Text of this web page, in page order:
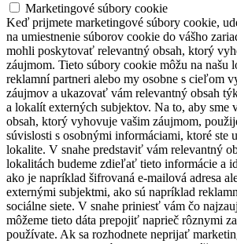
Marketingové súbory cookie
Keď prijmete marketingové súbory cookie,
na umiestnenie súborov cookie do vášho
mohli poskytovať relevantný obsah, ktorý
záujmom. Tieto súbory cookie môžu na našu
reklamní partneri alebo my osobne s cieľom
záujmov a ukazovať vám relevantný obsah
a lokalít externých subjektov. Na to, aby sme
obsah, ktorý vyhovuje vašim záujmom,
súvislosti s osobnými informáciami, ktoré ste
lokalite. V snahe predstaviť vám relevantný
lokalitách budeme zdieľať tieto informácie a
ako je napríklad šifrovaná e-mailová adresa
externými subjektmi, ako sú napríklad
sociálne siete. V snahe priniesť vám čo
môžeme tieto dáta prepojiť naprieč rôznymi
používate. Ak sa rozhodnete neprijať